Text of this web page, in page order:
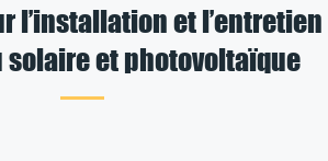
l’installation et l’entretien
solaire et photovoltaïque